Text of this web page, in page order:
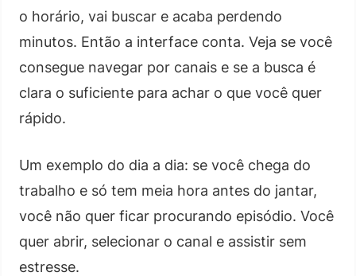
o horário, vai buscar e acaba perdendo
minutos. Então a interface conta. Veja se você
consegue navegar por canais e se a busca é
clara o suficiente para achar o que você quer
rápido.
Um exemplo do dia a dia: se você chega do
trabalho e só tem meia hora antes do jantar,
você não quer ficar procurando episódio. Você
quer abrir, selecionar o canal e assistir sem
estresse.